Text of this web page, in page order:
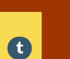
twitter